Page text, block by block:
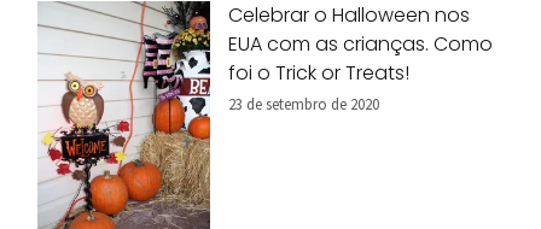
Celebrar o Halloween nos
EUA com as crianças. Como
foi o Trick or Treats!
23 de setembro de 2020